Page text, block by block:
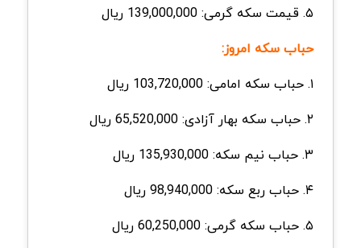
۵. قیمت سکه گرمی:
139,000,000 ریال
حباب سکه امروز:
۱. حباب سکه امامی: 103,720,000 ریال
۲. حباب سکه بهار آزادی: 65,520,000 ریال
۳. حباب نیم سکه: 135,930,000 ریال
۴. حباب ربع سکه: 98,940,000 ریال
۵. حباب سکه گرمی: 60,250,000 ریال